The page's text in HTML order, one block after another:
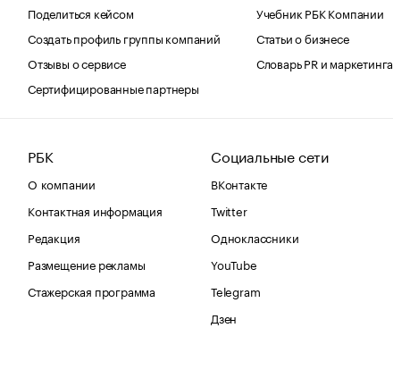
Поделиться кейсом
Создать профиль группы компаний
Отзывы о сервисе
Сертифицированные партнеры
Учебник РБК Компании
Статьи о бизнесе
Словарь PR и маркетинга
РБК
О компании
Контактная информация
Редакция
Размещение рекламы
Стажерская программа
Социальные сети
ВКонтакте
Twitter
Одноклассники
YouTube
Telegram
Дзен